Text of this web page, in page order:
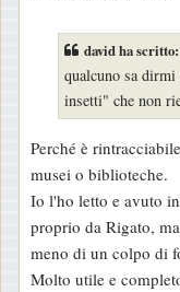
g
i
o
david ha scritto:
qualcuno sa
insetti" che non
Perché è
musei o biblioteche.
Io l'ho letto e avuto
proprio da Rigato,
meno di un colpo di
Molto utile e